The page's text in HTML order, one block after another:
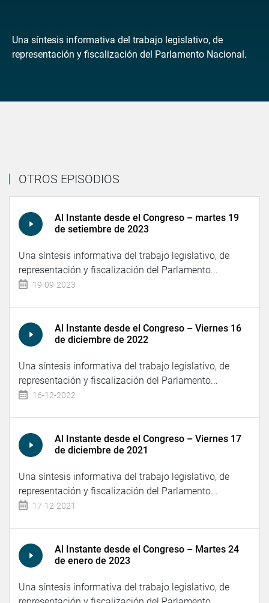
Una síntesis informativa del trabajo legislativo, de
representación y fiscalización del Parlamento Nacional.
OTROS EPISODIOS
Al Instante desde el Congreso – martes 19
de setiembre de 2023
Una síntesis informativa del trabajo legislativo, de
representación y fiscalización del Parlamento...
19-09-2023
Al Instante desde el Congreso – Viernes 16
de diciembre de 2022
Una síntesis informativa del trabajo legislativo, de
representación y fiscalización del Parlamento...
16-12-2022
Al Instante desde el Congreso – Viernes 17
de diciembre de 2021
Una síntesis informativa del trabajo legislativo, de
representación y fiscalización del Parlamento...
17-12-2021
Al Instante desde el Congreso – Martes 24
de enero de 2023
Una síntesis informativa del trabajo legislativo, de